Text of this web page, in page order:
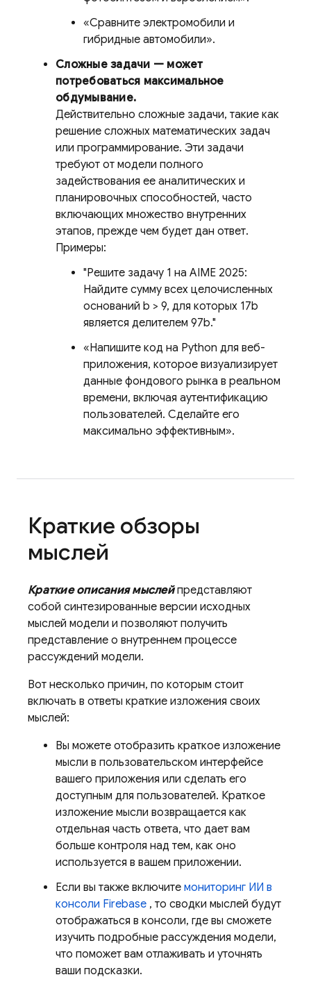
«Сравните электромобили и
гибридные автомобили».
Сложные задачи — может
потребоваться максимальное
обдумывание.
Действительно сложные задачи, такие как
решение сложных математических задач
или программирование. Эти задачи
требуют от модели полного
задействования ее аналитических и
планировочных способностей, часто
включающих множество внутренних
этапов, прежде чем будет дан ответ.
Примеры:
"Решите задачу 1 на AIME 2025:
Найдите сумму всех целочисленных
оснований b > 9, для которых 17b
является делителем 97b."
«Напишите код на Python для веб-
приложения, которое визуализирует
данные фондового рынка в реальном
времени, включая аутентификацию
пользователей. Сделайте его
максимально эффективным».
Краткие обзоры
мыслей
Краткие описания мыслейпредставляют
собой синтезированные версии исходных
мыслей модели и позволяют получить
представление о внутреннем процессе
рассуждений модели.
Вот несколько причин, по которым стоит
включать в ответы краткие изложения своих
мыслей:
Вы можете отобразить краткое изложение
мысли в пользовательском интерфейсе
вашего приложения или сделать его
доступным для пользователей. Краткое
изложение мысли возвращается как
отдельная часть ответа, что дает вам
больше контроля над тем, как оно
используется в вашем приложении.
Если вы также включите мониторинг ИИ в
консоли Firebase , то сводки мыслей будут
отображаться в консоли, где вы сможете
изучить подробные рассуждения модели,
что поможет вам отлаживать и уточнять
ваши подсказки.